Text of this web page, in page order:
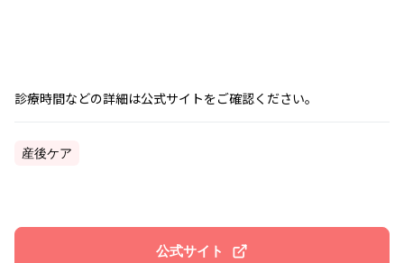
診療時間などの詳細は公式サイトをご確認ください。
産後ケア
公式サイト